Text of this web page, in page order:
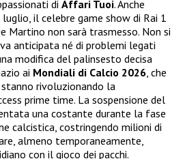
di Affari Tuoi. Anche
il celebre game show di Rai 1
Martino non sarà trasmesso. Non si
anticipata né di problemi legati
modifica del palinsesto decisa
ai Mondiali di Calcio 2026 , che
rivoluzionando la
prime time. La sospensione del
una costante durante la fase
calcistica, costringendo milioni di
almeno temporaneamente,
con il gioco dei pacchi.